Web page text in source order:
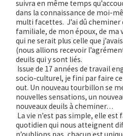
suivra en même temps
dans la connaissance de moi-
multi facettes. J’ai dû cheminer
familiale, de mon époux, de ma
qui ne serait plus celle que
(nous allions recevoir
deuils qui y sont liés.
Issue de 17 années de travail
socio-culturel, je fini par faire
out. Un nouveau tourbillon se
nouvelles sensations, un
nouveaux deuils à cheminer…
La vie n’est pas simple, elle est
quotidien qui nous atteignent